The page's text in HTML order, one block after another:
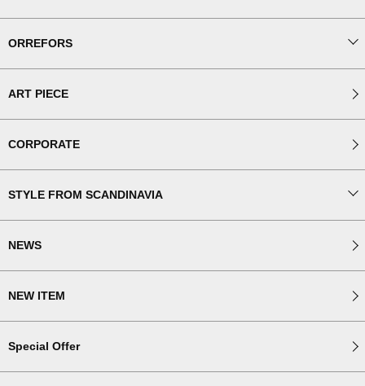
ORREFORS
ART PIECE
CORPORATE
STYLE FROM SCANDINAVIA
NEWS
NEW ITEM
Special Offer